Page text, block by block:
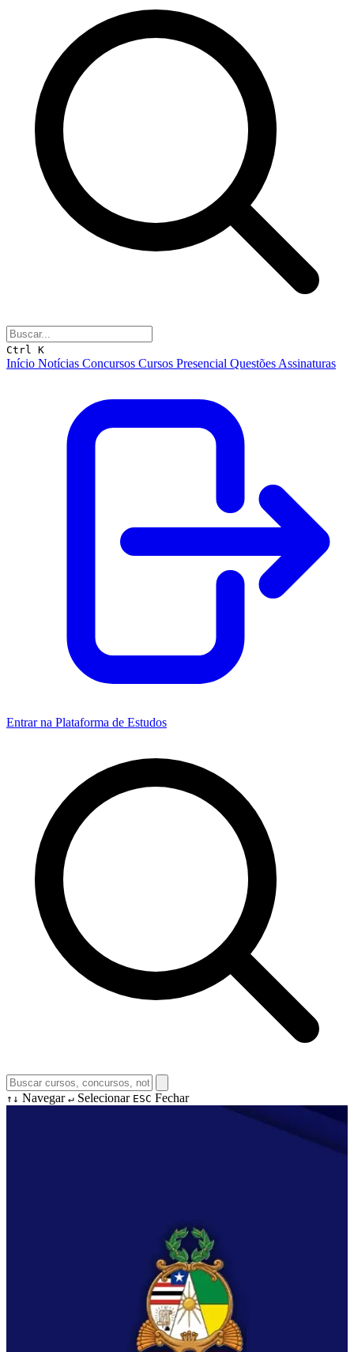
Ctrl K
Início Notícias Concursos Cursos Presencial Questões Assinaturas
Entrar na Plataforma de Estudos
↑↓ Navegar ↵ Selecionar ESC Fechar